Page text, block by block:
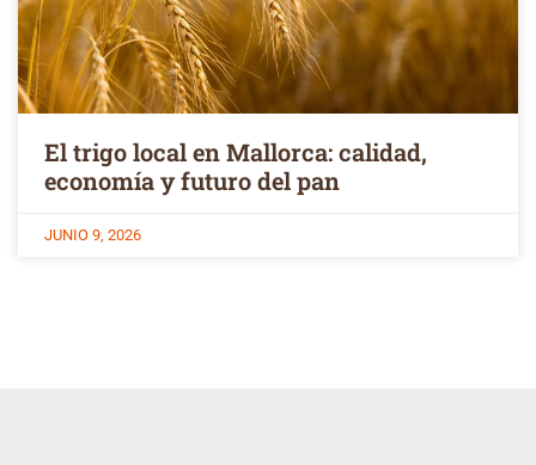
El trigo local en Mallorca: calidad,
economía y futuro del pan
JUNIO 9, 2026